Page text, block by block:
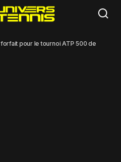
pour le tournoi ATP 500 de